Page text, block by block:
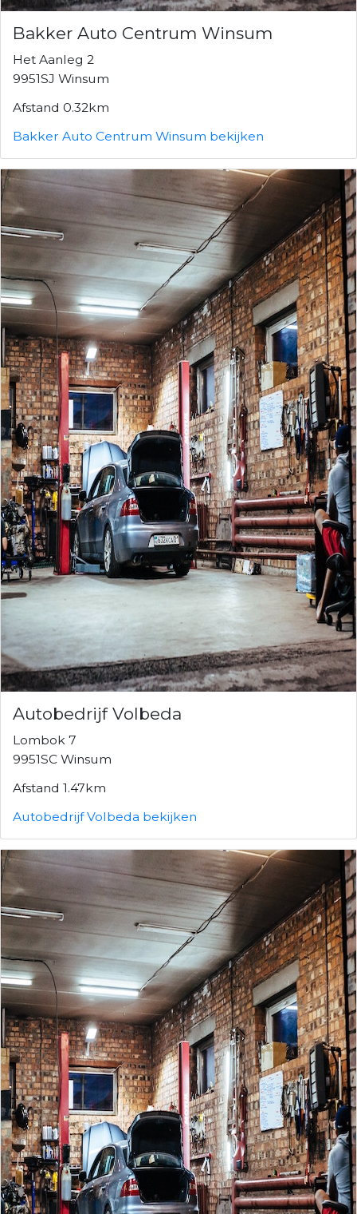
Bakker Auto Centrum Winsum
Het Aanleg 2
9951SJ Winsum
Afstand 0.32km
Bakker Auto Centrum Winsum bekijken
Autobedrijf Volbeda
Lombok 7
9951SC Winsum
Afstand 1.47km
Autobedrijf Volbeda bekijken